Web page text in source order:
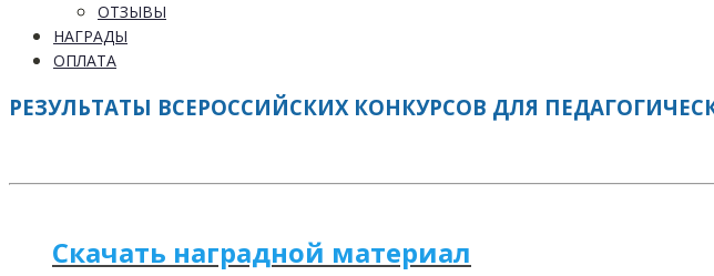
ОТЗЫВЫ
НАГРАДЫ
ОПЛАТА
РЕЗУЛЬТАТЫ ВСЕРОССИЙСКИХ КОНКУРСОВ ДЛЯ
Скачать наградной материал